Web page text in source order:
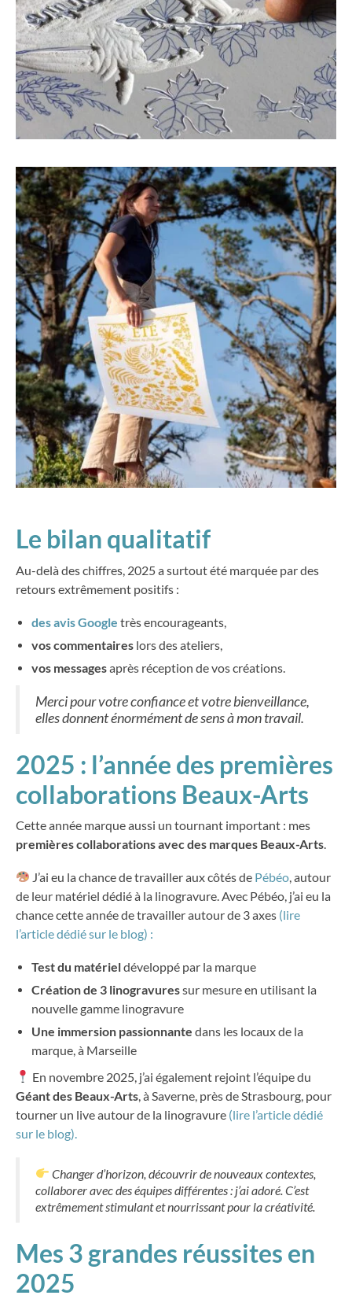
Le bilan qualitatif
Au-delà des chiffres, 2025 a surtout été marquée par des
retours extrêmement positifs :
des avis Google très encourageants,
vos commentaires lors des ateliers,
vos messagesaprès réception de vos créations.
Merci pour votre confiance et votre bienveillance,
elles donnent énormément de sens à mon travail.
2025 : l’année des premières
collaborations Beaux-Arts
Cette année marque aussi un tournant important : mes
premières collaborations avec des marques Beaux-Arts
J’ai eu la chance de travailler aux côtés de Pébéo , autour
de leur matériel dédié à la linogravure. Avec Pébéo, j’ai eu la
chance cette année de travailler autour de 3 axes (lire
l’article dédié sur le blog) :
Test du matérieldéveloppé par la marque
Création de 3 linogravuressur mesure en utilisant la
nouvelle gamme linogravure
Une immersion passionnante dans les locaux de la
marque, à Marseille
En novembre 2025, j’ai également rejoint l’équipe du
Géant des Beaux-Arts , à Saverne, près de Strasbourg, pour
tourner un live autour de la linogravure (lire l’article dédié
sur le blog).
Changer d’horizon, découvrir de nouveaux contextes,
collaborer avec des équipes différentes : j’ai adoré. C’est
extrêmement stimulant et nourrissant pour la créativité.
Mes 3 grandes réussites en
2025